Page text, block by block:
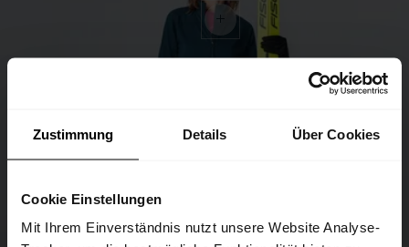
Zustimmung Details Über Cookies
Cookie Einstellungen
Mit Ihrem Einverständnis nutzt unsere Website Analyse-